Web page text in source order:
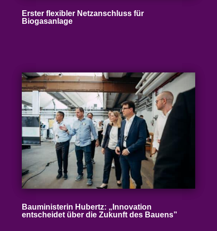
Erster flexibler Netz­an­schluss für
Biogasanlage
Baumi­nis­terin Hubertz: „Inno­vation
entscheidet über die Zukunft des Bauens”